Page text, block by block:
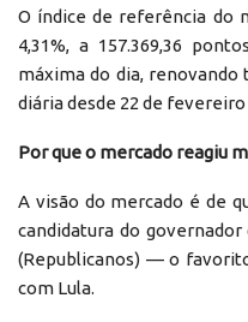
O índice de referência do
4,31%, a 157.369,36
máxima do dia,
diária desde 22 de fevereiro
Por que o mercado reagiu
A visão do mercado é de
candidatura do governador
(Republicanos) — o
com Lula.